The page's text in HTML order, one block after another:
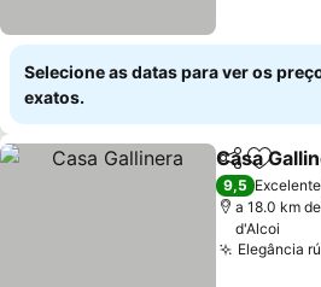
Selecione as datas para ver os
exatos.
Partilhar
Casa
9,5 Excelente
a 18.0 km
d'Alcoi
Elegância